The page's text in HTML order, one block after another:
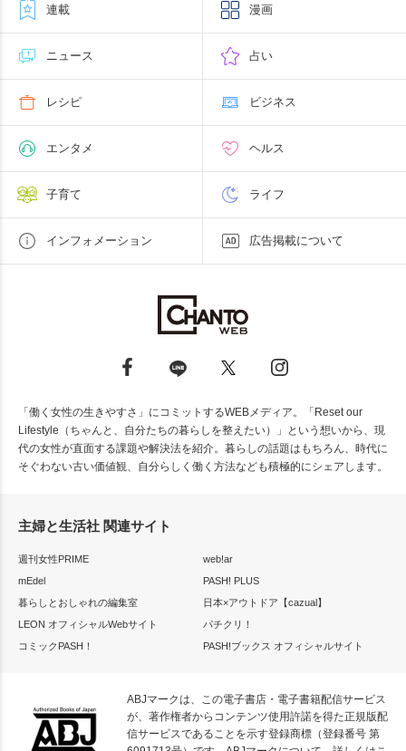
連載 漫画
ニュース 占い
レシピ ビジネス
エンタメ ヘルス
子育て ライフ
インフォメーション 広告掲載について
「働く女性の生きやすさ」にコミットするWEBメディア。「Reset our
Lifestyle（ちゃんと、自分たちの暮らしを整えたい）」という想いから、現
代の女性が直面する課題や解決法を紹介。暮らしの話題はもちろん、時代に
そぐわない古い価値観、自分らしく働く方法なども積極的にシェアします。
主婦と生活社 関連サイト
週刊女性PRIME
web!ar
mEdel
PASH! PLUS
暮らしとおしゃれの編集室
日本×アウトドア【cazual】
LEON オフィシャルWebサイト
パチクリ！
コミックPASH！
PASH!ブックス オフィシャルサイト
ABJマークは、この電子書店・電子書籍配信サービス
が、著作権者からコンテンツ使用許諾を得た正規版配
信サービスであることを示す登録商標（登録番号 第